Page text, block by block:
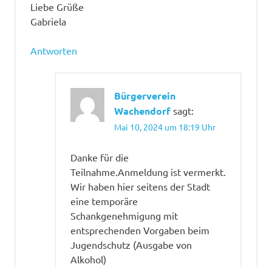
Liebe Grüße
Gabriela
Antworten
Bürgerverein
Wachendorf sagt:
Mai 10, 2024 um 18:19 Uhr
Danke für die
Teilnahme.Anmeldung ist vermerkt.
Wir haben hier seitens der Stadt
eine temporäre
Schankgenehmigung mit
entsprechenden Vorgaben beim
Jugendschutz (Ausgabe von
Alkohol)